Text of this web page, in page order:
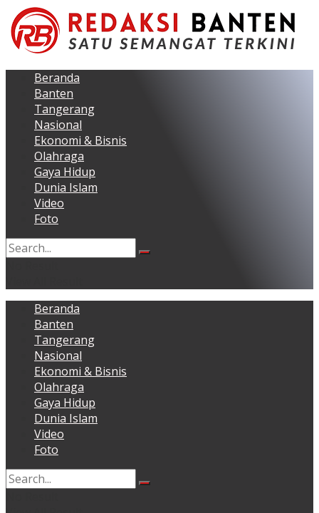
Beranda
Banten
Tangerang
Nasional
Ekonomi & Bisnis
Olahraga
Gaya Hidup
Dunia Islam
Video
Foto
Beranda
Banten
Tangerang
Nasional
Ekonomi & Bisnis
Olahraga
Gaya Hidup
Dunia Islam
Video
Foto